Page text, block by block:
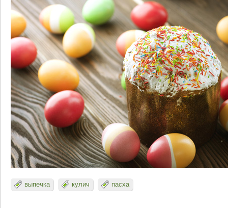
выпечка кулич пасха